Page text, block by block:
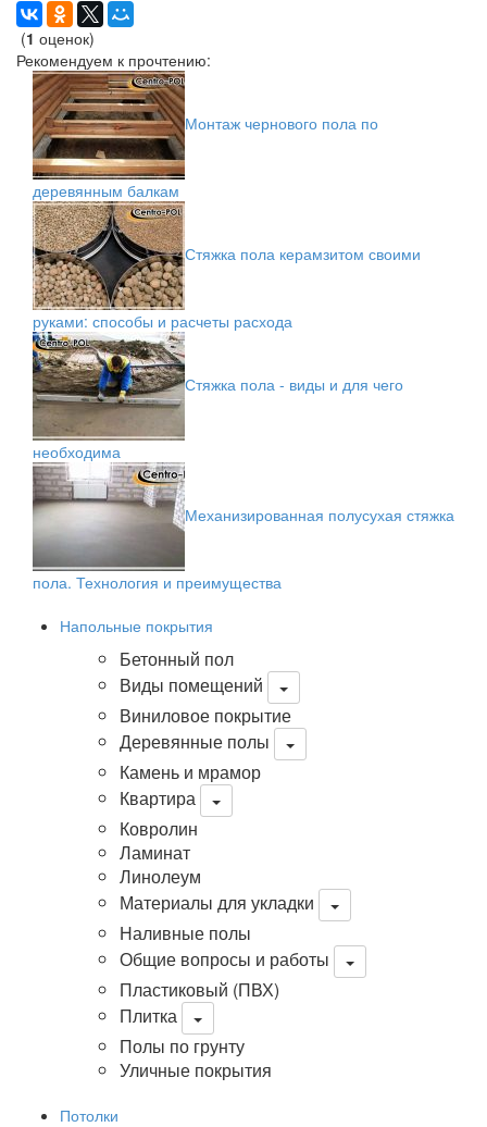
(1 оценок)
Рекомендуем к прочтению:
Монтаж чернового пола по
деревянным балкам
Стяжка пола керамзитом своими
руками: способы и расчеты расхода
Стяжка пола - виды и для чего
необходима
Механизированная полусухая стяжка
пола. Технология и преимущества
Напольные покрытия
Бетонный пол
Виды помещений
Виниловое покрытие
Деревянные полы
Камень и мрамор
Квартира
Ковролин
Ламинат
Линолеум
Материалы для укладки
Наливные полы
Общие вопросы и работы
Пластиковый (ПВХ)
Плитка
Полы по грунту
Уличные покрытия
Потолки